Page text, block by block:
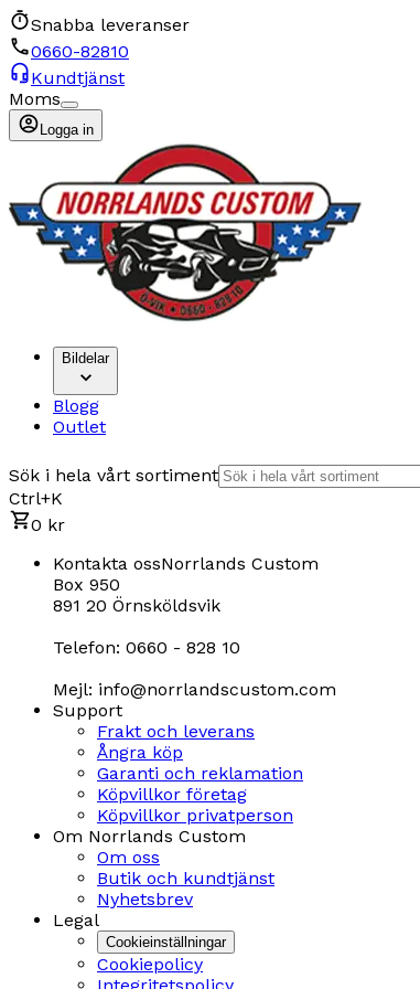
Snabba leveranser
0660-82810
Kundtjänst
Moms
Logga in
Bildelar
Blogg
Outlet
Sök i hela vårt sortiment
Ctrl+K
0 kr
Kontakta ossNorrlands Custom
Box 950
891 20 Örnsköldsvik
Telefon: 0660 - 828 10
Mejl: info@norrlandscustom.com
Support
Frakt och leverans
Ångra köp
Garanti och reklamation
Köpvillkor företag
Köpvillkor privatperson
Om Norrlands Custom
Om oss
Butik och kundtjänst
Nyhetsbrev
Legal
Cookieinställningar
Cookiepolicy